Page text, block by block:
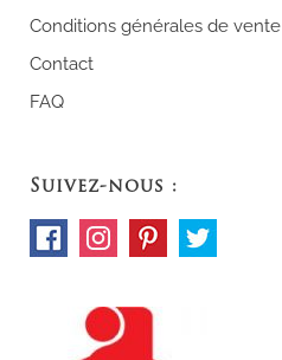
Conditions générales de vente
Contact
FAQ
Suivez-nous :